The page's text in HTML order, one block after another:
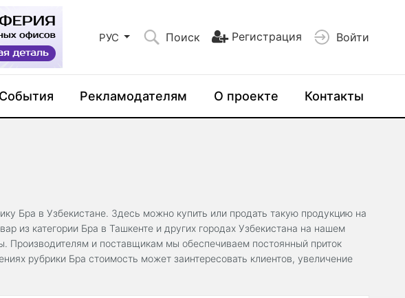
РУС Поиск Регистрация Войти
События Рекламодателям О проекте Контакты
Бра в Узбекистане. Здесь можно купить или продать такую продукцию на
из категории Бра в Ташкенте и других городах Узбекистана на нашем
Производителям и поставщикам мы обеспечиваем постоянный приток
рубрики Бра стоимость может заинтересовать клиентов, увеличение